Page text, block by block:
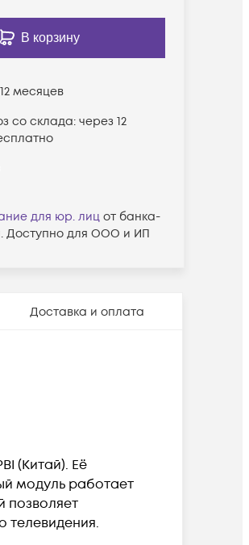
В корзину
12 месяцев
со склада: через 12
для юр. лиц от банка-
Доступно для ООО и ИП
Доставка и оплата
(Китай). Её
модуль работает
позволяет
телевидения.